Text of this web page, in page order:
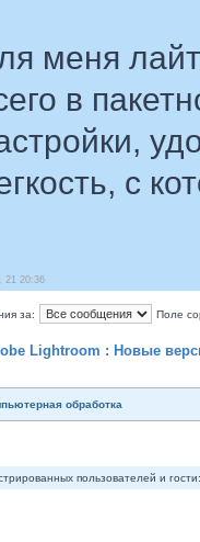
меня
в
с
21 20:36
за: Поле
Lightroom : Новые
обработка
пользователей и